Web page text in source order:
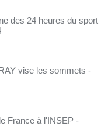
des 24 heures du sport
vise les sommets -
France à l'INSEP -